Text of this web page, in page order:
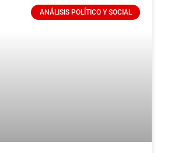
ANÁLISIS POLÍTICO Y SOCIAL